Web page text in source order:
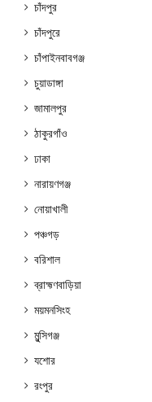
চাঁদপুর
চাঁদপুরে
চাঁপাইনবাবগঞ্জ
চুয়াডাঙ্গা
জামালপুর
ঠাকুরগাঁও
ঢাকা
নারায়ণগঞ্জ
নোয়াখালী
পঞ্চগড়
বরিশাল
ব্রাহ্মণবাড়িয়া
ময়মনসিংহ
মুন্সিগঞ্জ
যশোর
রংপুর